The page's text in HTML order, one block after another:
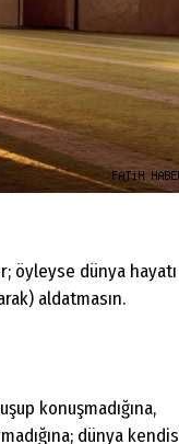
öyleyse dünya
aldatmasın.
konuşmadığına,
dünya